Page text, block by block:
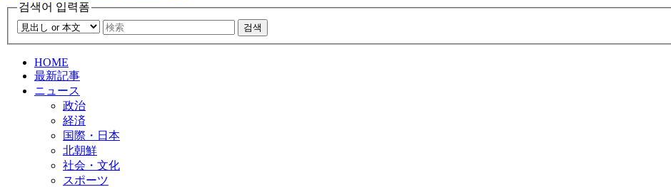
검색어 입력폼
검색
HOME
最新記事
ニュース
政治
経済
国際・日本
北朝鮮
社会・文化
スポーツ